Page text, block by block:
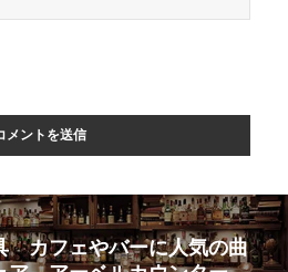
カフェやバーに人気の曲